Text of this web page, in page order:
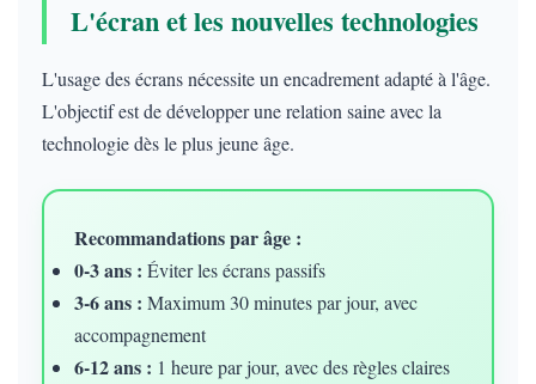
L'écran et les nouvelles technologies
L'usage des écrans nécessite un encadrement adapté à l'âge.
L'objectif est de développer une relation saine avec la
technologie dès le plus jeune âge.
Recommandations par âge :
0-3 ans : Éviter les écrans passifs
3-6 ans : Maximum 30 minutes par jour, avec
accompagnement
6-12 ans : 1 heure par jour, avec des règles claires